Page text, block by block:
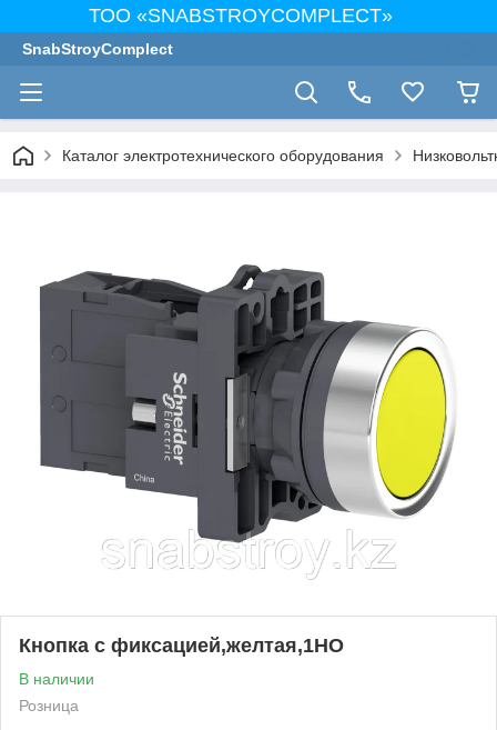
ТОО «SNABSTROYCOMPLECT»
SnabStroyComplect
Каталог электротехнического оборудования
Кнопка с фиксацией,желтая,1НO
В наличии
Розница